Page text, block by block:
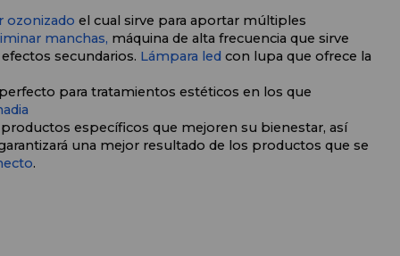
ozonizado
manchas, máquina de alta frecuencia que sirve
secundarios. Lámpara led con lupa que ofrece la
para tratamientos estéticos en los que
específicos que mejoren su bienestar, así
una mejor resultado de los productos que se
.